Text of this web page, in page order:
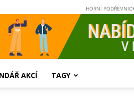
HORNÍ
AKCÍ TAGY